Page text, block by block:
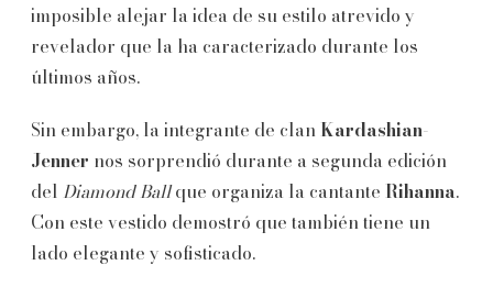
imposible alejar la idea de su estilo atrevido y
revelador que la ha caracterizado durante los
últimos años.
Sin embargo, la integrante de clan Kardashian-
Jenner nos sorprendió durante a segunda edición
del Diamond Ballque organiza la cantante Rihanna.
Con este vestido demostró que también tiene un
lado elegante y sofisticado.